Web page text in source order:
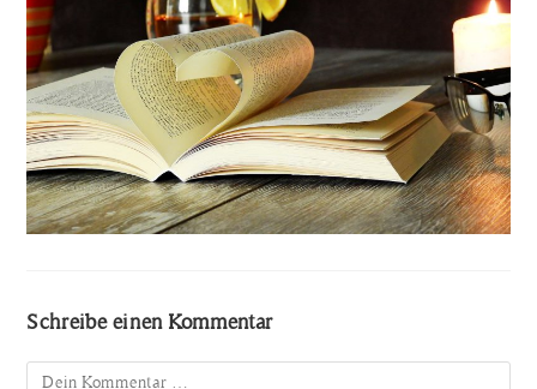
Schreibe einen Kommentar